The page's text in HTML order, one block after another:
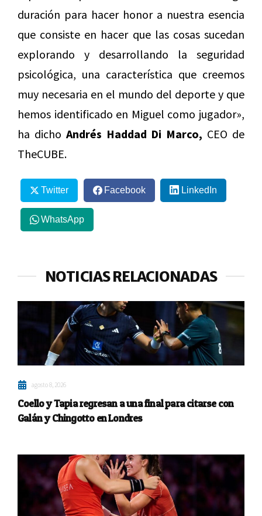
duración para hacer honor a nuestra esencia
que consiste en hacer que las cosas sucedan
explorando y desarrollando la seguridad
psicológica, una característica que creemos
muy necesaria en el mundo del deporte y que
hemos identificado en Miguel como jugador»,
ha dicho Andrés Haddad Di Marco, CEO de
TheCUBE.
Twitter Facebook LinkedIn
WhatsApp
NOTICIAS RELACIONADAS
agosto 8, 2026
Coello y Tapia regresan a una final para citarse con
Galán y Chingotto en Londres